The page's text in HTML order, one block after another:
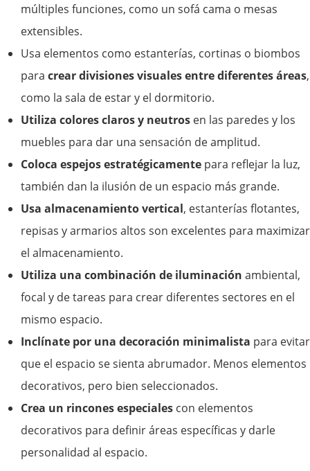
múltiples funciones, como un sofá cama o mesas
extensibles.
Usa elementos como estanterías, cortinas o biombos
para crear divisiones visuales entre diferentes áreas,
como la sala de estar y el dormitorio.
Utiliza colores claros y neutros en las paredes y los
muebles para dar una sensación de amplitud.
Coloca espejos estratégicamente para reflejar la luz,
también dan la ilusión de un espacio más grande.
Usa almacenamiento vertical, estanterías flotantes,
repisas y armarios altos son excelentes para maximizar
el almacenamiento.
Utiliza una combinación de iluminación ambiental,
focal y de tareas para crear diferentes sectores en el
mismo espacio.
Inclínate por una decoración minimalista para evitar
que el espacio se sienta abrumador. Menos elementos
decorativos, pero bien seleccionados.
Crea un rincones especiales con elementos
decorativos para definir áreas específicas y darle
personalidad al espacio.